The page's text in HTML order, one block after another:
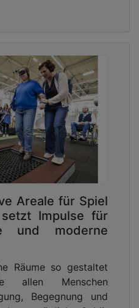
Areale für Spiel
Impulse für
und moderne
Räume so gestaltet
allen Menschen
Begegnung und